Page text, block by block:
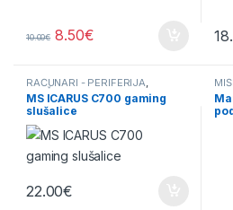
10.00€ 8.50€
RAČUNARI - PERIFERIJA
SLUŠALICE
MS ICARUS C700 gaming
slušalice
22.00€